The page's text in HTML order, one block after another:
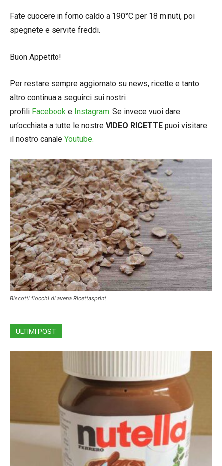
Fate cuocere in forno caldo a 190°C per 18 minuti, poi
spegnete e servite freddi.
Buon Appetito!
Per restare sempre aggiornato su news, ricette e tanto
altro continua a seguirci sui nostri
profili Facebook e Instagram. Se invece vuoi dare
un’occhiata a tutte le nostre VIDEO RICETTE puoi visitare
il nostro canale Youtube.
Biscotti fiocchi di avena Ricettasprint
ULTIMI POST